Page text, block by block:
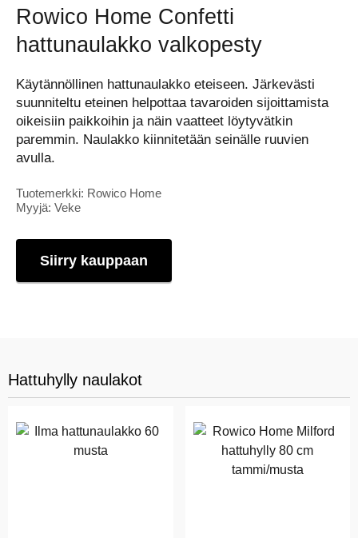
Rowico Home Confetti
hattunaulakko valkopesty
Käytännöllinen hattunaulakko eteiseen. Järkevästi
suunniteltu eteinen helpottaa tavaroiden sijoittamista
oikeisiin paikkoihin ja näin vaatteet löytyvätkin
paremmin. Naulakko kiinnitetään seinälle ruuvien
avulla.
Tuotemerkki: Rowico Home
Myyjä: Veke
Siirry kauppaan
Hattuhylly naulakot